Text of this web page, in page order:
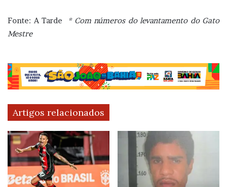
Fonte: A Tarde
* Com números do levantamento do Gato
Mestre
Artigos relacionados